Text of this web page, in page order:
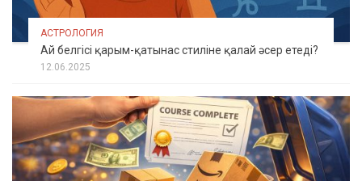
АСТРОЛОГИЯ
Ай белгісі қарым-қатынас стиліне қалай әсер етеді?
12.06.2025